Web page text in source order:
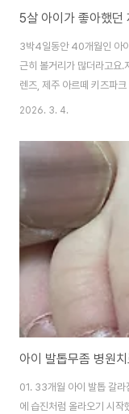
3박4일동안 40개월인 아
근히 볼거리가 많더라고요.
렌즈, 제주 아르떼 키즈파
라인에서 구매하는 입장권
보통 구매하면 당일 구매
하니까 참고해주세요. 박
데 아이가 엄청 좋아하더
듯했어요.공룡등에 타기도
요. 박물관은 살이있다는 온
2026. 3. 4.
아이 발톱무좀 병원
01. 33개월 아이 발톱 갈
에 습진처럼 올라오기 시작